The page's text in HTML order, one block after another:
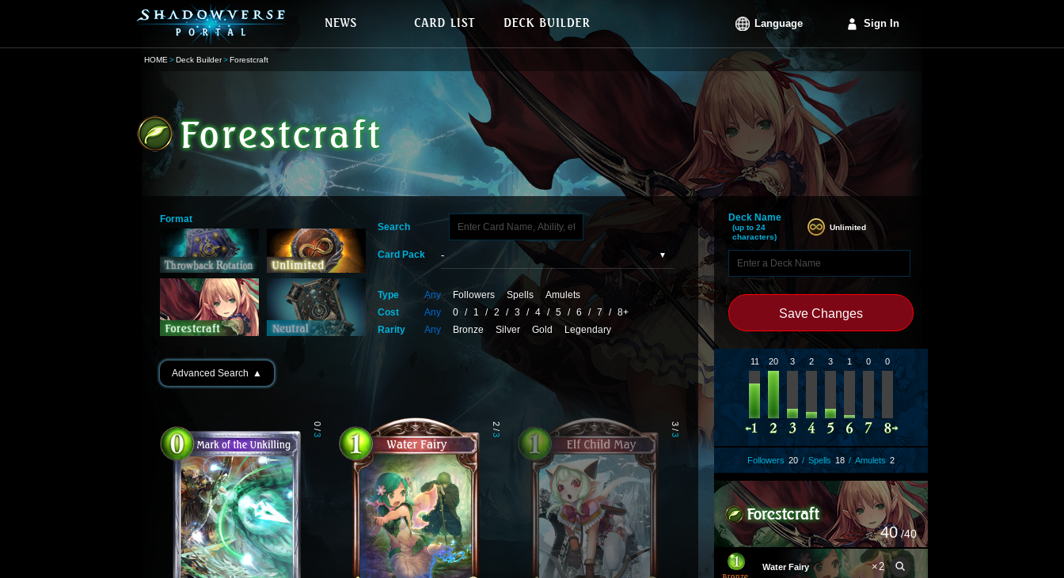
Language Sign In
HOME Deck Builder Forestcraft
Format
Search
Card Pack
Type Any Followers Spells
Amulets
Cost
Any 0 / 1 / 2 / 3 / 4 / 5 / 6 / 7 / 8+
Rarity
Any Bronze Silver Gold Legendary
Advanced Search ▲
0
/
3
2
/
3
3
/
3
Deck Name
(up to 24
characters)
Unlimited
Save Changes
11 20 3 2 3 1 0 0
Followers 20 / Spells 18 / Amulets 2
40 /40
Water Fairy ×2